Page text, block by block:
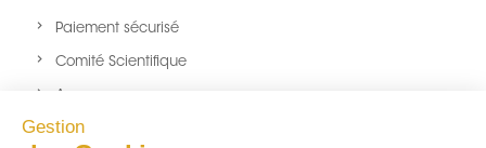
Gestion
Paiement sécurisé
Comité Scientifique
Nouveaux produits